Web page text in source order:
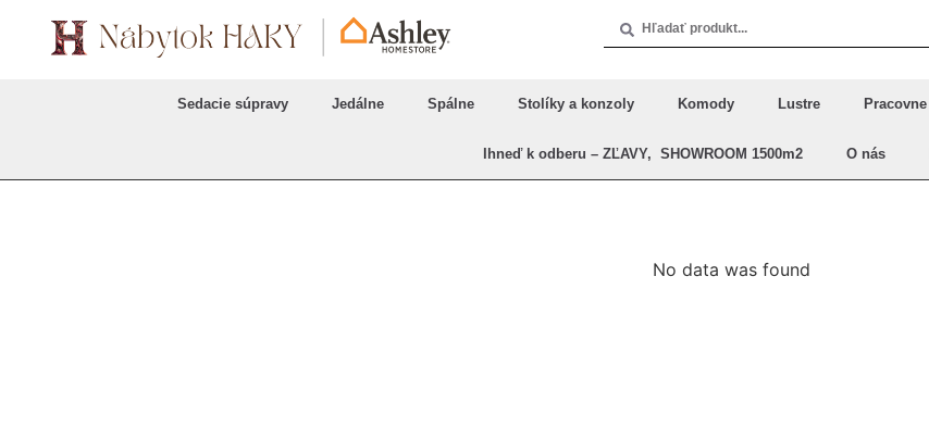
Sedacie súpravy Jedálne Spálne Stolíky a konzoly Komody Lustre Pracovne
Ihneď k odberu – ZĽAVY, SHOWROOM 1500m2 O nás
No data was found